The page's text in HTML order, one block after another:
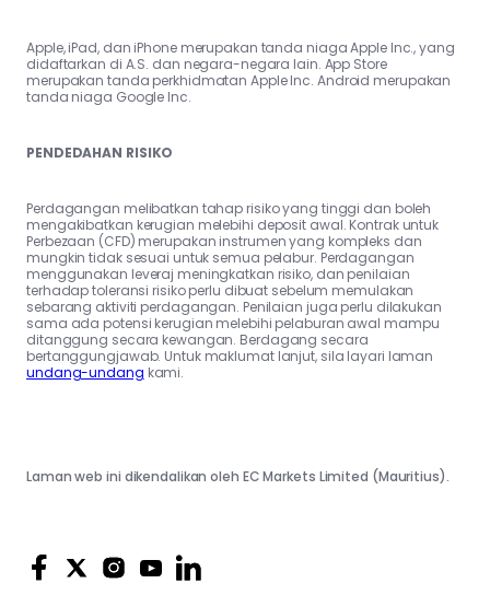
Apple, iPad, dan iPhone merupakan tanda niaga Apple Inc., yang
didaftarkan di A.S. dan negara-negara lain. App Store
merupakan tanda perkhidmatan Apple Inc. Android merupakan
tanda niaga Google Inc.
PENDEDAHAN RISIKO
Perdagangan melibatkan tahap risiko yang tinggi dan boleh
mengakibatkan kerugian melebihi deposit awal. Kontrak untuk
Perbezaan (CFD) merupakan instrumen yang kompleks dan
mungkin tidak sesuai untuk semua pelabur. Perdagangan
menggunakan leveraj meningkatkan risiko, dan penilaian
terhadap toleransi risiko perlu dibuat sebelum memulakan
sebarang aktiviti perdagangan. Penilaian juga perlu dilakukan
sama ada potensi kerugian melebihi pelaburan awal mampu
ditanggung secara kewangan. Berdagang secara
bertanggungjawab. Untuk maklumat lanjut, sila layari laman
undang-undang kami.
Laman web ini dikendalikan oleh EC Markets Limited (Mauritius).